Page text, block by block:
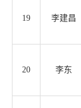
19 李建昌
20 李东